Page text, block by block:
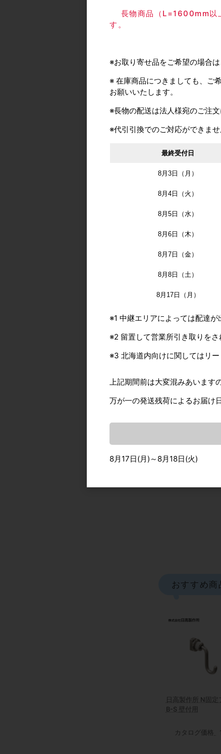
おすすめ商
日高製作所 N固定
B-S 壁付用
カタログ価格
長物商品（L=1600mm以
す。
※お取り寄せ品をご希望の場合
※ 在庫商品につきましても、ご
お願いいたします。
※長物の配送は法人様宛のご注
※代引引換でのご対応ができませ
最終受付日
8月3日（月）
8月4日（火）
8月5日（水）
8月6日（木）
8月7日（金）
8月8日（土）
8月17日（月）
※1 中継エリアによっては配達が
※2 留置して営業所引き取りをさ
※3 北海道内向けに関してはリー
上記期間前は大変混みあいます
万が一の発送残荷によるお届け
8月17日(月)～8月18日(火)